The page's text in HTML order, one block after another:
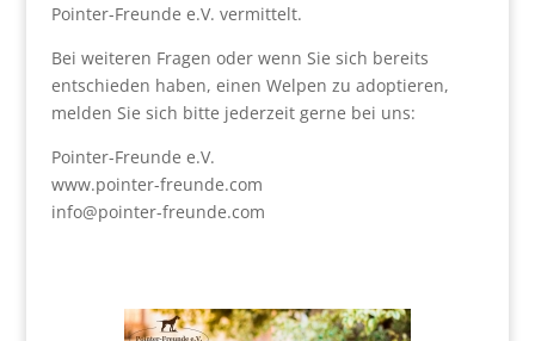
Pointer-Freunde e.V. vermittelt.
Bei weiteren Fragen oder wenn Sie sich bereits
entschieden haben, einen Welpen zu adoptieren,
melden Sie sich bitte jederzeit gerne bei uns:
Pointer-Freunde e.V.
www.pointer-freunde.com
info@pointer-freunde.com